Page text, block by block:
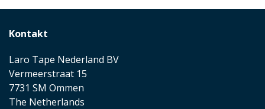
Kontakt
Laro Tape Nederland BV
Vermeerstraat 15
7731 SM Ommen
The Netherlands